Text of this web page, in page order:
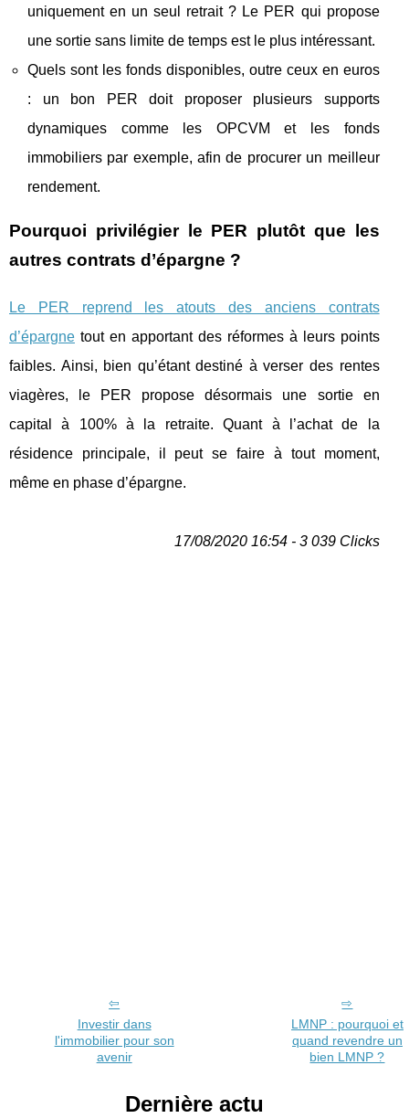
uniquement en un seul retrait ? Le PER qui propose
une sortie sans limite de temps est le plus intéressant.
Quels sont les fonds disponibles, outre ceux en euros
: un bon PER doit proposer plusieurs supports
dynamiques comme les OPCVM et les fonds
immobiliers par exemple, afin de procurer un meilleur
rendement.
Pourquoi privilégier le PER plutôt que les
autres contrats d’épargne ?
Le PER reprend les atouts des anciens contrats
d’épargne tout en apportant des réformes à leurs points
faibles. Ainsi, bien qu’étant destiné à verser des rentes
viagères, le PER propose désormais une sortie en
capital à 100% à la retraite. Quant à l’achat de la
résidence principale, il peut se faire à tout moment,
même en phase d’épargne.
17/08/2020 16:54 - 3 039 Clicks
Investir dans
l'immobilier pour son
avenir
LMNP : pourquoi et
quand revendre un
bien LMNP ?
Dernière actu